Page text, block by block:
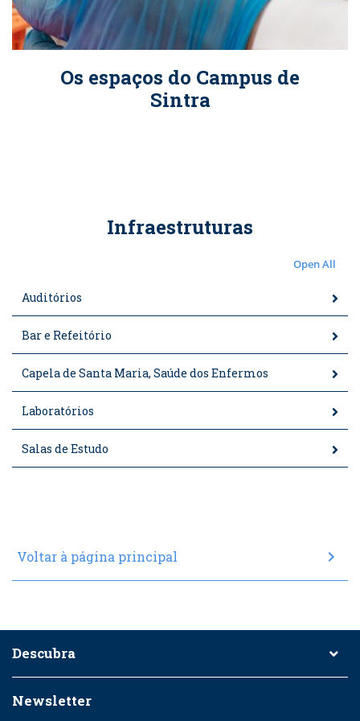
Os espaços do Campus de
Sintra
Infraestruturas
Open All
Auditórios
Bar e Refeitório
Capela de Santa Maria, Saúde dos Enfermos
Laboratórios
Salas de Estudo
Voltar à página principal chevron_right
Descubra
Newsletter